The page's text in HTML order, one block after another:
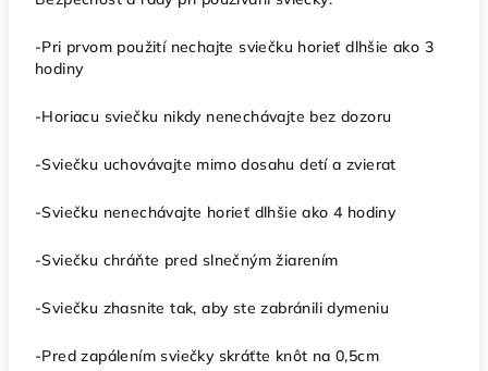
-Pri prvom použití nechajte sviečku horieť dlhšie ako 3
hodiny
-Horiacu sviečku nikdy nenechávajte bez dozoru
-Sviečku uchovávajte mimo dosahu detí a zvierat
-Sviečku nenechávajte horieť dlhšie ako 4 hodiny
-Sviečku chráňte pred slnečným žiarením
-Sviečku zhasnite tak, aby ste zabránili dymeniu
-Pred zapálením sviečky skráťte knôt na 0,5cm